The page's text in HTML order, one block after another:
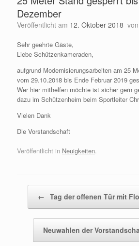
Dezember
Veröffentlicht am 12. Oktober 2018 von
Sehr geehrte Gäste,
Liebe Schützenkameraden,
aufgrund Modernisierungsarbeiten am 25
vom 29.10.2018 bis Ende Februar 2019
Wer hier mithelfen möchte ist sicher gern
dazu im Schützenheim beim Sportleiter
Vielen Dank
Die Vorstandschaft
Veröffentlicht in Neuigkeiten.
← Tag der offenen Tür mit
Neuwahlen der